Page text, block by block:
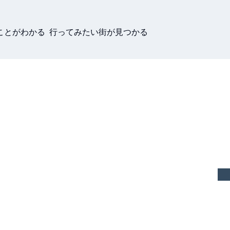
とがわかる 行ってみたい街が見つかる